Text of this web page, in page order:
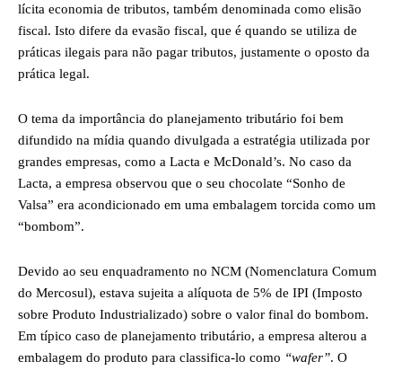
lícita economia de tributos, também denominada como elisão
fiscal. Isto difere da evasão fiscal, que é quando se utiliza de
práticas ilegais para não pagar tributos, justamente o oposto da
prática legal.
O tema da importância do planejamento tributário foi bem
difundido na mídia quando divulgada a estratégia utilizada por
grandes empresas, como a Lacta e McDonald’s. No caso da
Lacta, a empresa observou que o seu chocolate “Sonho de
Valsa” era acondicionado em uma embalagem torcida como um
“bombom”.
Devido ao seu enquadramento no NCM (Nomenclatura Comum
do Mercosul), estava sujeita a alíquota de 5% de IPI (Imposto
sobre Produto Industrializado) sobre o valor final do bombom.
Em típico caso de planejamento tributário, a empresa alterou a
embalagem do produto para classifica-lo como “wafer”. O